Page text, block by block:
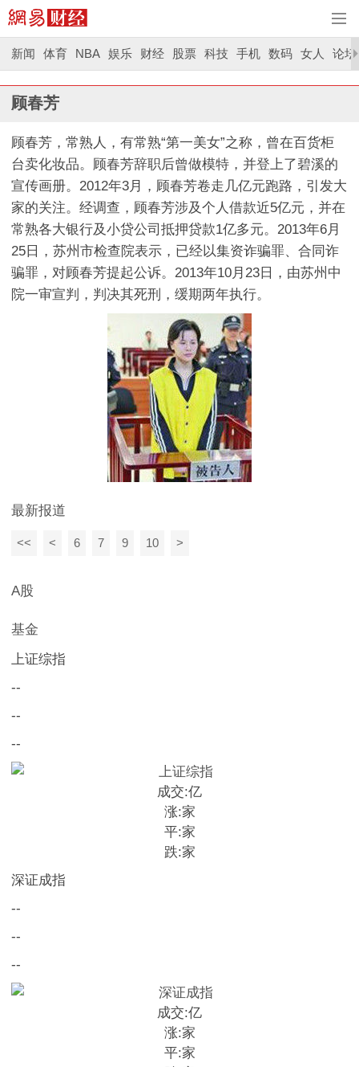
新闻 体育 NBA 娱乐 财经 股票 科技 手机 数码 女人 论坛
顾春芳
顾春芳，常熟人，有常熟“第一美女”之称，曾在百货柜
台卖化妆品。顾春芳辞职后曾做模特，并登上了碧溪的
宣传画册。2012年3月，顾春芳卷走几亿元跑路，引发大
家的关注。经调查，顾春芳涉及个人借款近5亿元，并在
常熟各大银行及小贷公司抵押贷款1亿多元。2013年6月
25日，苏州市检查院表示，已经以集资诈骗罪、合同诈
骗罪，对顾春芳提起公诉。2013年10月23日，由苏州中
院一审宣判，判决其死刑，缓期两年执行。
最新报道
<< < 6 7 9 10 >
A股
基金
上证综指
--
--
--
成交:亿
涨:家
平:家
跌:家
深证成指
--
--
--
成交:亿
涨:家
平:家